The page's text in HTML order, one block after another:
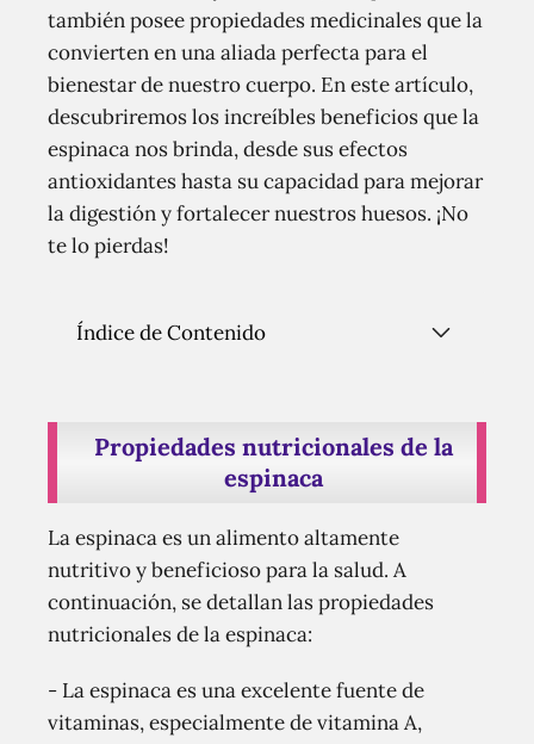
también posee propiedades medicinales que la
convierten en una aliada perfecta para el
bienestar de nuestro cuerpo. En este artículo,
descubriremos los increíbles beneficios que la
espinaca nos brinda, desde sus efectos
antioxidantes hasta su capacidad para mejorar
la digestión y fortalecer nuestros huesos. ¡No
te lo pierdas!
Índice de Contenido
Propiedades nutricionales de la
espinaca
La espinaca es un alimento altamente
nutritivo y beneficioso para la salud. A
continuación, se detallan las propiedades
nutricionales de la espinaca:
- La espinaca es una excelente fuente de
vitaminas, especialmente de vitamina A,